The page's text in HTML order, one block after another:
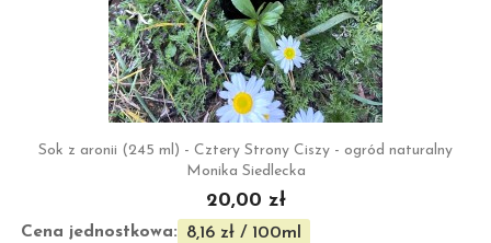
Sok z aronii (245 ml) - Cztery Strony Ciszy - ogród naturalny
Monika Siedlecka
20,00 zł
Cena jednostkowa: 8,16 zł / 100ml